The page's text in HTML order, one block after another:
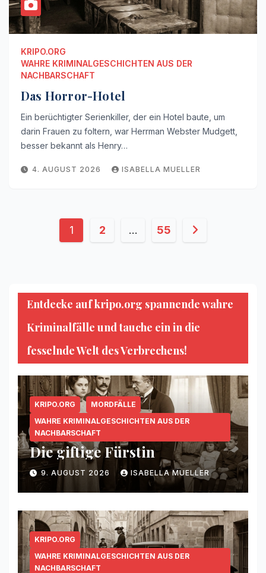
KRIPO.ORG
WAHRE KRIMINALGESCHICHTEN AUS DER
NACHBARSCHAFT
Das Horror-Hotel
Ein berüchtigter Serienkiller, der ein Hotel baute, um
darin Frauen zu foltern, war Herrman Webster Mudgett,
besser bekannt als Henry…
4. AUGUST 2026 ISABELLA MUELLER
Seitennummerierung
1 2 … 55
Entdecke auf kripo.org spannende wahre
Kriminalfälle und tauche ein in die
fesselnde Welt des Verbrechens!
KRIPO.ORG
MORDFÄLLE
WAHRE KRIMINALGESCHICHTEN AUS DER
NACHBARSCHAFT
Die giftige Fürstin
9. AUGUST 2026 ISABELLA MUELLER
KRIPO.ORG
WAHRE KRIMINALGESCHICHTEN AUS DER
NACHBARSCHAFT